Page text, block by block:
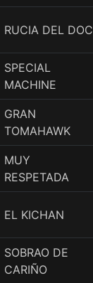
RUCIA DEL DOC
SPECIAL
MACHINE
GRAN
TOMAHAWK
MUY
RESPETADA
EL KICHAN
SOBRAO DE
CARIÑO